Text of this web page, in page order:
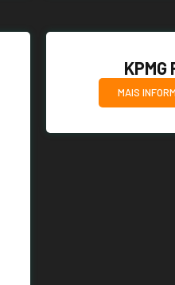
KPMG
MAIS